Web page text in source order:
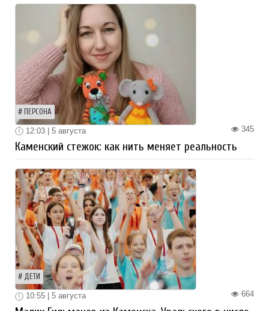
ПЕРСОНА
345
12:03 | 5 августа
Каменский стежок: как нить меняет реальность
ДЕТИ
664
10:55 | 5 августа